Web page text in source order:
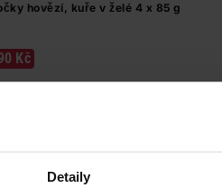
Detaily
hovězí, kuře v želé 4 x 85 g
Kč